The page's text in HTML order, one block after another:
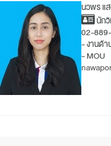
นวพร แ
นัก
02-
- งานด้
- MOU